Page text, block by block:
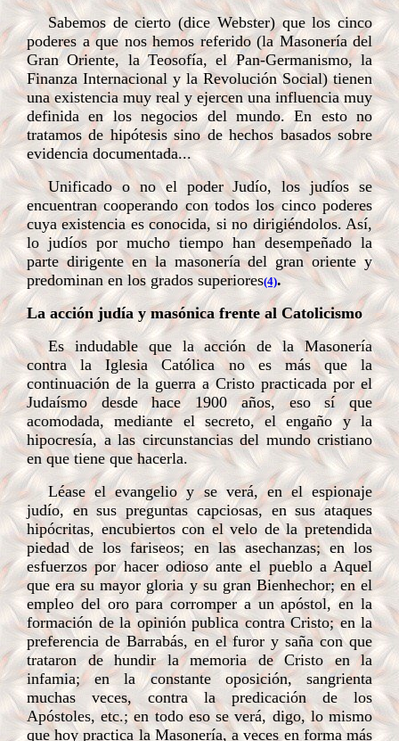
Sabemos de cierto (dice Webster) que los cinco
poderes a que nos hemos referido (la Masonería del
Gran Oriente, la Teosofía, el Pan-Germanismo, la
Finanza Internacional y la Revolución Social) tienen
una existencia muy real y ejercen una influencia muy
definida en los negocios del mundo. En esto no
tratamos de hipótesis sino de hechos basados sobre
evidencia documentada...
Unificado o no el poder Judío, los judíos se
encuentran cooperando con todos los cinco poderes
cuya existencia es conocida, si no dirigiéndolos. Así,
lo judíos por mucho tiempo han desempeñado la
parte dirigente en la masonería del gran oriente y
predominan en los grados superiores(4).
La acción judía y masónica frente al Catolicismo
Es indudable que la acción de la Masonería
contra la Iglesia Católica no es más que la
continuación de la guerra a Cristo practicada por el
Judaísmo desde hace 1900 años, eso sí que
acomodada, mediante el secreto, el engaño y la
hipocresía, a las circunstancias del mundo cristiano
en que tiene que hacerla.
Léase el evangelio y se verá, en el espionaje
judío, en sus preguntas capciosas, en sus ataques
hipócritas, encubiertos con el velo de la pretendida
piedad de los fariseos; en las asechanzas; en los
esfuerzos por hacer odioso ante el pueblo a Aquel
que era su mayor gloria y su gran Bienhechor; en el
empleo del oro para corromper a un apóstol, en la
formación de la opinión publica contra Cristo; en la
preferencia de Barrabás, en el furor y saña con que
trataron de hundir la memoria de Cristo en la
infamia; en la constante oposición, sangrienta
muchas veces, contra la predicación de los
Apóstoles, etc.; en todo eso se verá, digo, lo mismo
que hoy practica la Masonería, a veces en forma más